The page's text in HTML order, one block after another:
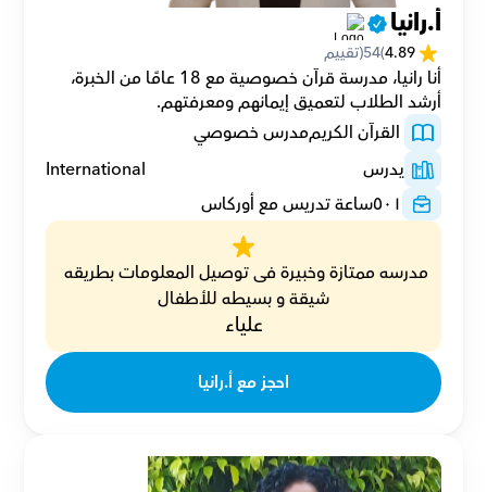
أ.رانيا
4.89
(
54(تقييم
أرشد الطلاب لتعميق إيمانهم ومعرفتهم.
القرآن الكريممدرس خصوصي
يدرس
International
٥٠١ساعة تدريس مع أوركاس
شيقة و بسيطه للأطفال
علياء
احجز مع أ.رانيا